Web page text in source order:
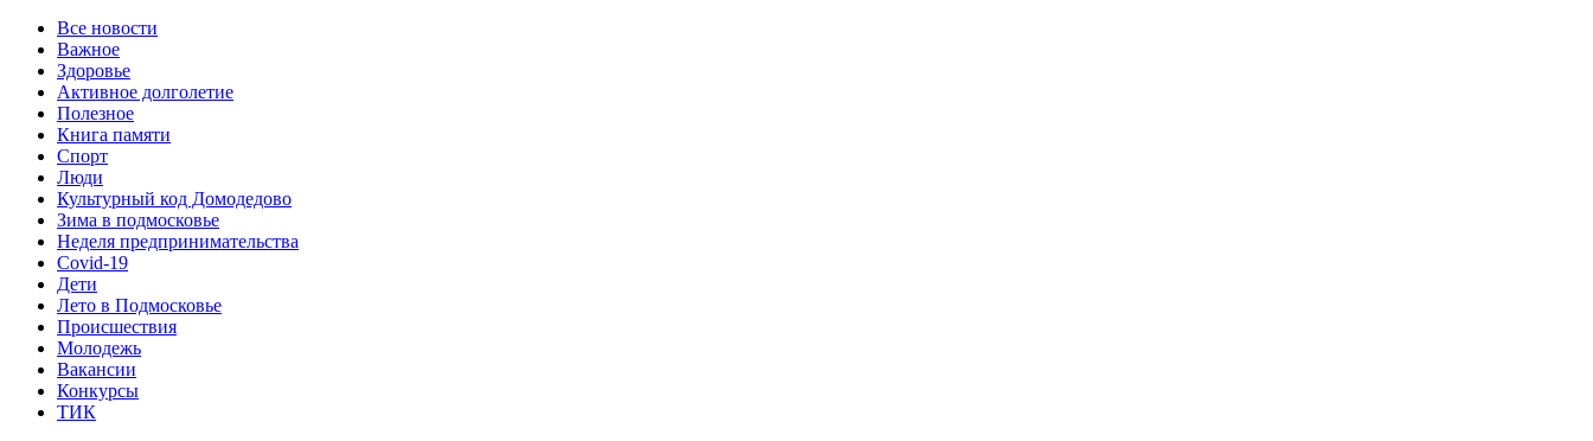
Все новости
Важное
Здоровье
Активное долголетие
Полезное
Книга памяти
Спорт
Люди
Культурный код Домодедово
Зима в подмосковье
Неделя предпринимательства
Covid-19
Дети
Лето в Подмосковье
Происшествия
Молодежь
Вакансии
Конкурсы
ТИК